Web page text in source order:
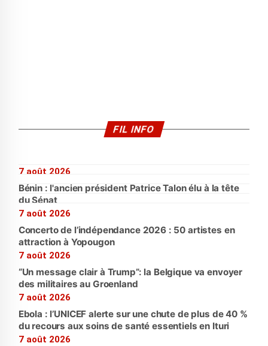
FIL INFO
7 août 2026
Bénin : l'ancien président Patrice Talon élu à la tête
du Sénat
7 août 2026
Concerto de l’indépendance 2026 : 50 artistes en
attraction à Yopougon
7 août 2026
“Un message clair à Trump”: la Belgique va envoyer
des militaires au Groenland
7 août 2026
Ebola : l’UNICEF alerte sur une chute de plus de 40 %
du recours aux soins de santé essentiels en Ituri
7 août 2026